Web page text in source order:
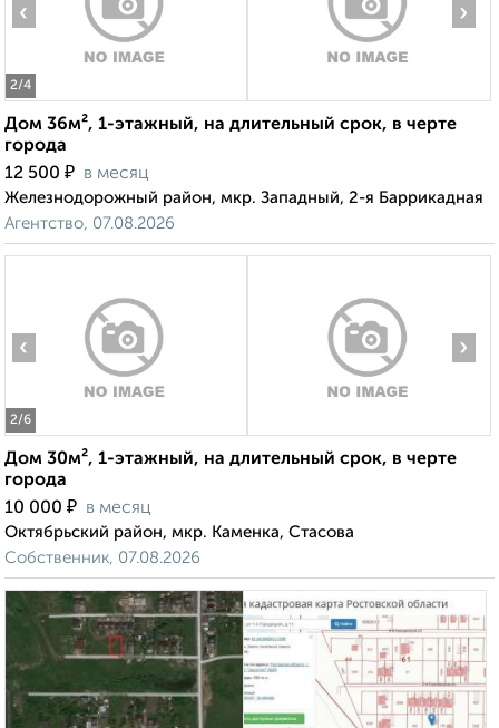
2/4
‹ ›
Дом 36м², 1-этажный, на длительный срок, в черте
города
12 500 ₽ в месяц
Железнодорожный район, мкр. Западный, 2-я Баррикадная
Агентство, 07.08.2026
2/6
‹ ›
Дом 30м², 1-этажный, на длительный срок, в черте
города
10 000 ₽ в месяц
Октябрьский район, мкр. Каменка, Стасова
Собственник, 07.08.2026